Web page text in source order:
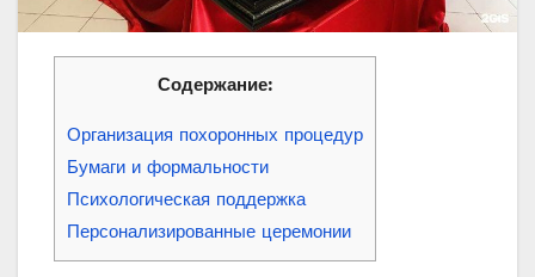
Содержание:
Организация похоронных процедур
Бумаги и формальности
Психологическая поддержка
Персонализированные церемонии